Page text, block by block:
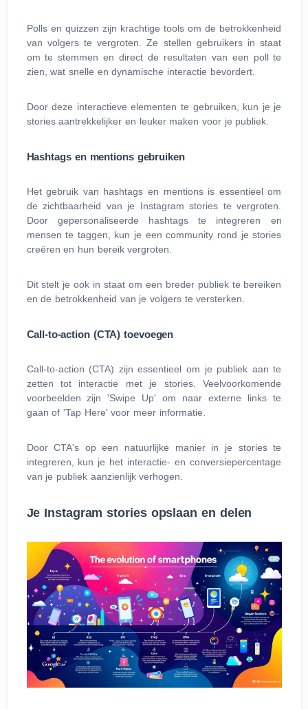
Polls en quizzen zijn krachtige tools om de betrokkenheid
van volgers te vergroten. Ze stellen gebruikers in staat
om te stemmen en direct de resultaten van een poll te
zien, wat snelle en dynamische interactie bevordert.
Door deze interactieve elementen te gebruiken, kun je je
stories aantrekkelijker en leuker maken voor je publiek.
Hashtags en mentions gebruiken
Het gebruik van hashtags en mentions is essentieel om
de zichtbaarheid van je Instagram stories te vergroten.
Door gepersonaliseerde hashtags te integreren en
mensen te taggen, kun je een community rond je stories
creëren en hun bereik vergroten.
Dit stelt je ook in staat om een breder publiek te bereiken
en de betrokkenheid van je volgers te versterken.
Call-to-action (CTA) toevoegen
Call-to-action (CTA) zijn essentieel om je publiek aan te
zetten tot interactie met je stories. Veelvoorkomende
voorbeelden zijn 'Swipe Up' om naar externe links te
gaan of 'Tap Here' voor meer informatie.
Door CTA's op een natuurlijke manier in je stories te
integreren, kun je het interactie- en conversiepercentage
van je publiek aanzienlijk verhogen.
Je Instagram stories opslaan en delen